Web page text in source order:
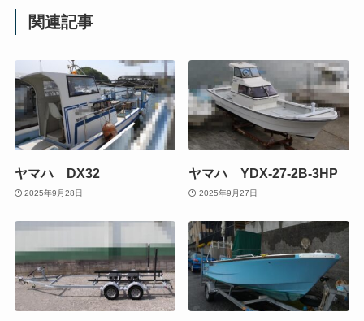
関連記事
ヤマハ DX32
2025年9月28日
ヤマハ YDX-27-2B-3HP
2025年9月27日